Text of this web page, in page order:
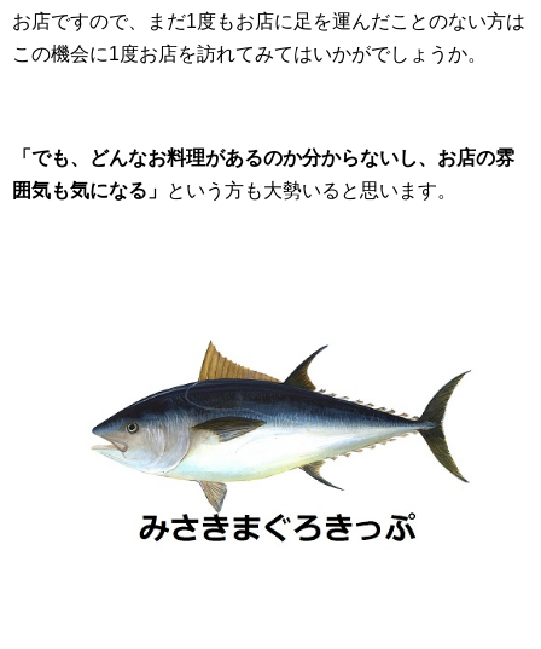
お店ですので、まだ1度もお店に足を運んだことのない方は
この機会に1度お店を訪れてみてはいかがでしょうか。
「でも、どんなお料理があるのか分からないし、お店の雰
囲気も気になる」 という方も大勢いると思います。